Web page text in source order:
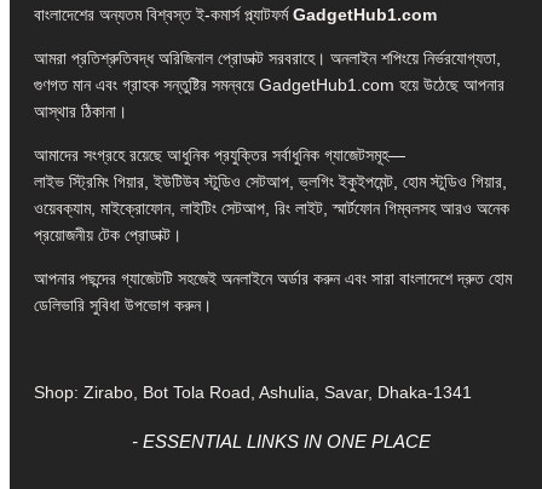
বাংলাদেশের অন্যতম বিশ্বস্ত ই-কমার্স প্ল্যাটফর্মGadgetHub1.com
আমরা প্রতিশ্রুতিবদ্ধ অরিজিনাল প্রোডাক্ট সরবরাহে। অনলাইন শপিংয়ে নির্ভরযোগ্যতা,
গুণগত মান এবং গ্রাহক সন্তুষ্টির সমন্বয়ে GadgetHub1.com হয়ে উঠেছে আপনার
আস্থার ঠিকানা।
আমাদের সংগ্রহে রয়েছে আধুনিক প্রযুক্তির সর্বাধুনিক গ্যাজেটসমূহ—
লাইভ স্ট্রিমিং গিয়ার, ইউটিউব স্টুডিও সেটআপ, ভ্লগিং ইকুইপমেন্ট, হোম স্টুডিও গিয়ার,
ওয়েবক্যাম, মাইক্রোফোন, লাইটিং সেটআপ, রিং লাইট, স্মার্টফোন গিম্বলসহ আরও অনেক
প্রয়োজনীয় টেক প্রোডাক্ট।
আপনার পছন্দের গ্যাজেটটি সহজেই অনলাইনে অর্ডার করুন এবং সারা বাংলাদেশে দ্রুত হোম
ডেলিভারি সুবিধা উপভোগ করুন।
Shop: Zirabo, Bot Tola Road, Ashulia, Savar, Dhaka-1341
- ESSENTIAL LINKS IN ONE PLACE